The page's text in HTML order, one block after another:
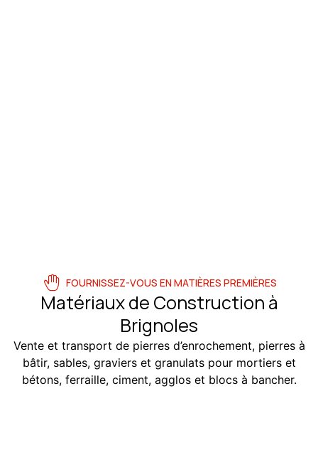
FOURNISSEZ-VOUS EN MATIÈRES PREMIÈRES
Matériaux de Construction à
Brignoles
Vente et transport de pierres d’enrochement, pierres à
bâtir, sables, graviers et granulats pour mortiers et
bétons, ferraille, ciment, agglos et blocs à bancher.